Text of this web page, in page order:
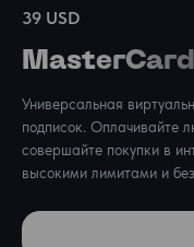
39 USD
Универсальная
подписок. Оплачивайте
совершайте покупки в
высокими лимитами и